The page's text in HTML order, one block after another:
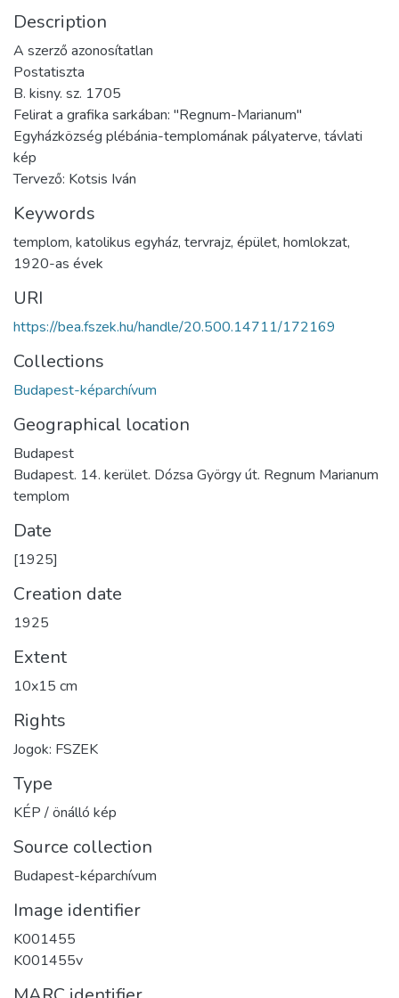
Description
A szerző azonosítatlan
Postatiszta
B. kisny. sz. 1705
Felirat a grafika sarkában: "Regnum-Marianum"
Egyházközség plébánia-templomának pályaterve, távlati
kép
Tervező: Kotsis Iván
Keywords
templom, katolikus egyház, tervrajz, épület, homlokzat,
1920-as évek
URI
https://bea.fszek.hu/handle/20.500.14711/172169
Collections
Budapest-képarchívum
Geographical location
Budapest
Budapest. 14. kerület. Dózsa György út. Regnum Marianum
templom
Date
[1925]
Creation date
1925
Extent
10x15 cm
Rights
Jogok: FSZEK
Type
KÉP / önálló kép
Source collection
Budapest-képarchívum
Image identifier
K001455
K001455v